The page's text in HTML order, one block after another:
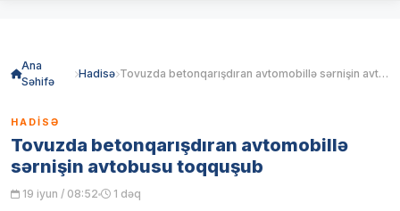
Ana
Səhifə
Hadisə Tovuzda betonqarışdıran avtomobillə sərnişin avtobusu toqquşub
HADISƏ
Tovuzda betonqarışdıran avtomobillə
sərnişin avtobusu toqquşub
19 iyun / 08:52 1 dəq